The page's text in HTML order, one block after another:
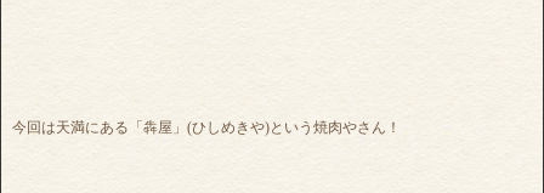
今回は天満にある「犇屋」(ひしめきや)という焼肉やさん！